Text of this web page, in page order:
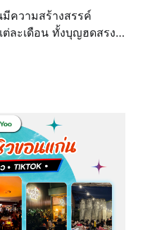
ความสร้างสรรค์
ละเดือน ทั้งบุญฮดสรง